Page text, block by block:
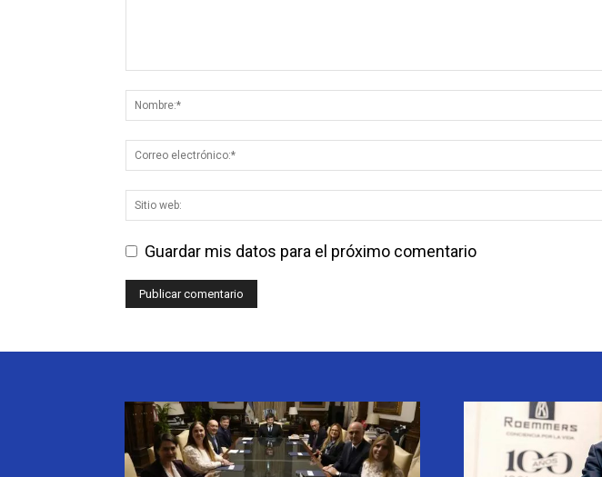
Guardar mis datos para el próximo comentario